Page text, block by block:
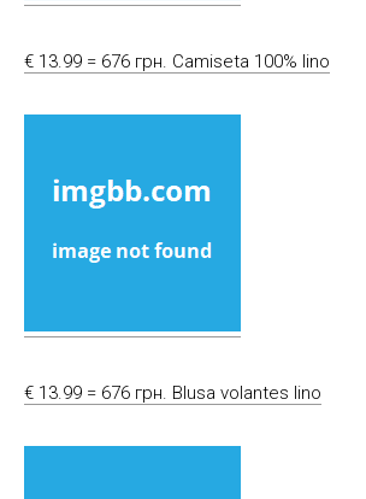
€ 13.99 = 676 грн. Camiseta 100% lino
€ 13.99 = 676 грн. Blusa volantes lino